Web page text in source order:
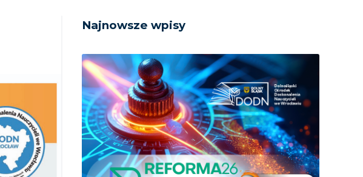
Najnowsze wpisy